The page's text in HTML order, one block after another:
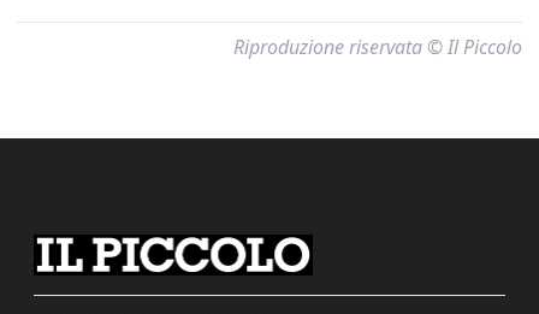
Riproduzione riservata © Il Piccolo